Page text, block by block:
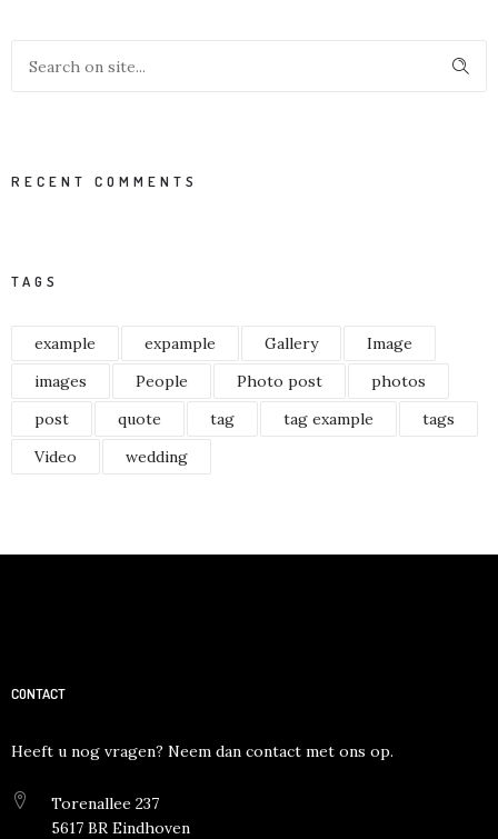
RECENT COMMENTS
TAGS
example expample Gallery
Image
images
People Photo post
photos
post
quote tag tag example
tags
Video
wedding
CONTACT
Heeft u nog vragen? Neem dan contact met ons op.
Torenallee 237
5617 BR Eindhoven